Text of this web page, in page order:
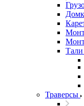
Тали
Траверсы